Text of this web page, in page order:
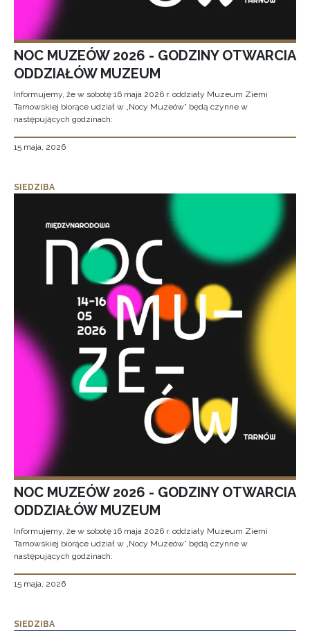
NOC MUZEÓW 2026 - GODZINY OTWARCIA
ODDZIAŁÓW MUZEUM
Informujemy, że w sobotę 16 maja 2026 r. oddziały Muzeum Ziemi
Tarnowskiej biorące udział w „Nocy Muzeów” będą czynne w
następujących godzinach:
15 maja, 2026
SIEDZIBA
NOC MUZEÓW 2026 - GODZINY OTWARCIA
ODDZIAŁÓW MUZEUM
Informujemy, że w sobotę 16 maja 2026 r. oddziały Muzeum Ziemi
Tarnowskiej biorące udział w „Nocy Muzeów” będą czynne w
następujących godzinach:
15 maja, 2026
SIEDZIBA